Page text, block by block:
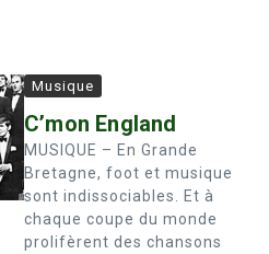
Musique
C’mon England
MUSIQUE – En Grande
Bretagne, foot et musique
sont indissociables. Et à
chaque coupe du monde
prolifèrent des chansons